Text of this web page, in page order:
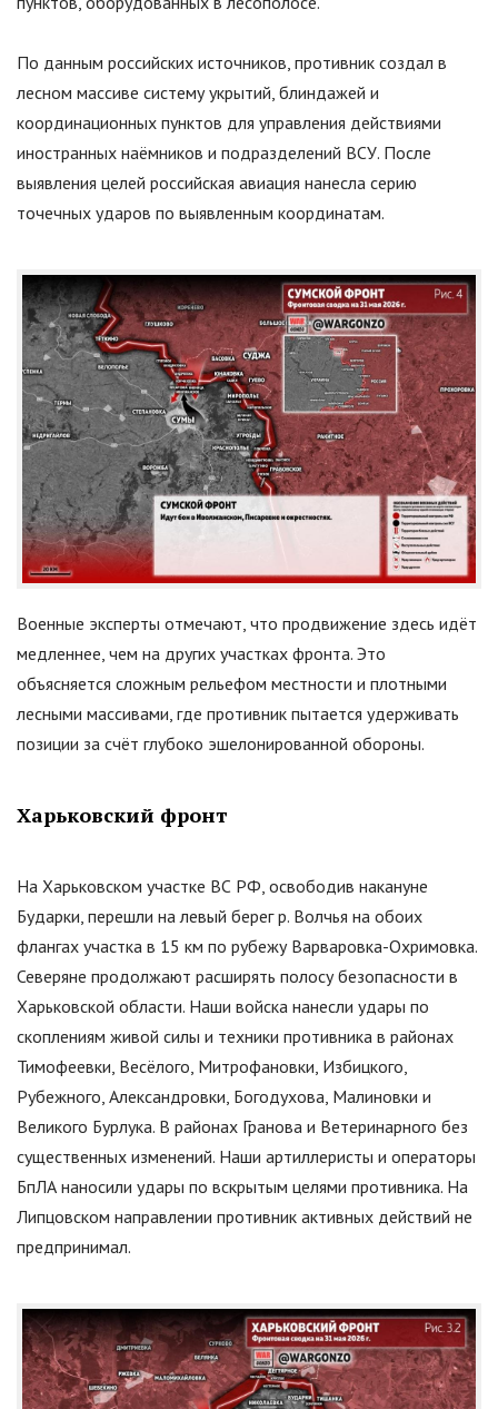
По данным российских источников, противник создал в
лесном массиве систему укрытий, блиндажей и
координационных пунктов для управления действиями
иностранных наёмников и подразделений ВСУ. После
выявления целей российская авиация нанесла серию
точечных ударов по выявленным координатам.
Военные эксперты отмечают, что продвижение здесь идёт
медленнее, чем на других участках фронта. Это
объясняется сложным рельефом местности и плотными
лесными массивами, где противник пытается удерживать
позиции за счёт глубоко эшелонированной обороны.
Харьковский фронт
На Харьковском участке ВС РФ, освободив накануне
Бударки, перешли на левый берег р. Волчья на обоих
флангах участка в 15 км по рубежу Варваровка-Охримовка.
Северяне продолжают расширять полосу безопасности в
Харьковской области. Наши войска нанесли удары по
скоплениям живой силы и техники противника в районах
Тимофеевки, Весёлого, Митрофановки, Избицкого,
Рубежного, Александровки, Богодухова, Малиновки и
Великого Бурлука. В районах Гранова и Ветеринарного без
существенных изменений. Наши артиллеристы и операторы
БпЛА наносили удары по вскрытым целями противника. На
Липцовском направлении противник активных действий не
предпринимал.